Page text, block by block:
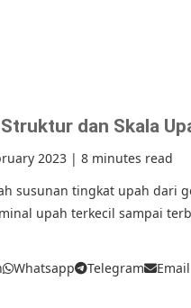
dan Skala
2023 | 8 minutes read
susunan tingkat upah dari
upah terkecil sampai
Whatsapp Telegram Email